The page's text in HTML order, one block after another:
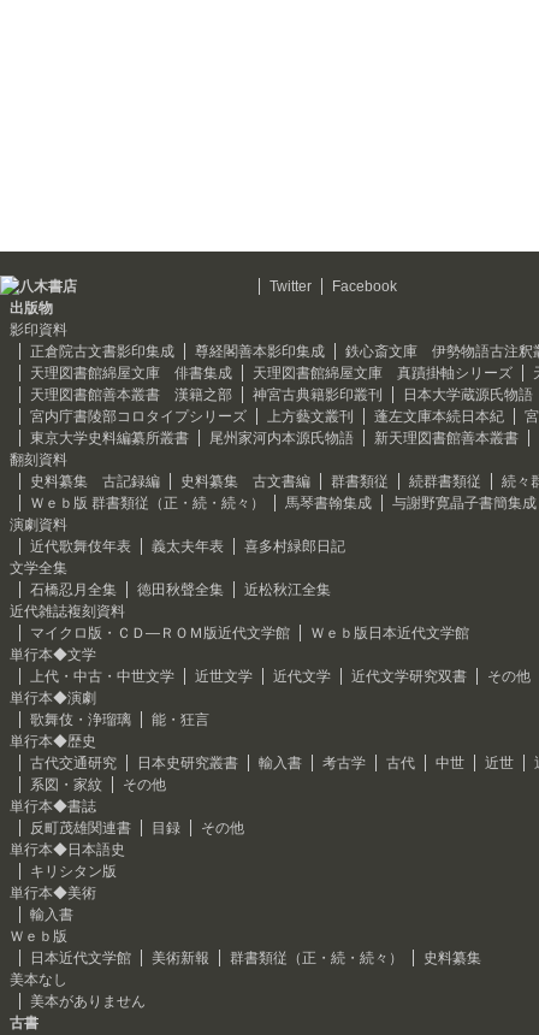
Twitter
Facebook
出版物
影印資料
正倉院古文書影印集成
尊経閣善本影印集成
鉄心斎文庫 伊勢物語古注釈
天理図書館綿屋文庫 俳書集成
天理図書館綿屋文庫 真蹟掛軸シリーズ
天理図書館善本叢書 漢籍之部
神宮古典籍影印叢刊
日本大学蔵源氏物語
宮内庁書陵部コロタイプシリーズ
上方藝文叢刊 蓬左文庫本続日本紀
東京大学史料編纂所叢書
尾州家河内本源氏物語
新天理図書館善本叢書
翻刻資料
史料纂集 古記録編
史料纂集 古文書編 群書類従 続群書類従
続々
Ｗｅｂ版 群書類従（正・続・続々）
馬琴書翰集成
与謝野寛晶子書簡集成
演劇資料
近代歌舞伎年表
義太夫年表
喜多村緑郎日記
文学全集
石橋忍月全集
徳田秋聲全集
近松秋江全集
近代雑誌複刻資料
マイクロ版・ＣＤ―ＲＯＭ版近代文学館
Ｗｅｂ版日本近代文学館
単行本◆文学
上代・中古・中世文学
近世文学 近代文学 近代文学研究双書
その他
単行本◆演劇
歌舞伎・浄瑠璃
能・狂言
単行本◆歴史
古代交通研究
日本史研究叢書 輸入書 考古学 古代 中世 近世
系図・家紋
その他
単行本◆書誌
反町茂雄関連書
目録
その他
単行本◆日本語史
キリシタン版
単行本◆美術
輸入書
Ｗｅｂ版
日本近代文学館
美術新報 群書類従（正・続・続々）
史料纂集
美本なし
美本がありません
古書